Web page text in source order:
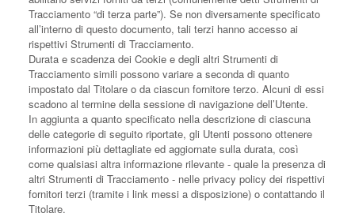
Tracciamento “di terza parte”). Se non diversamente specificato
all’interno di questo documento, tali terzi hanno accesso ai
rispettivi Strumenti di Tracciamento.
Durata e scadenza dei Cookie e degli altri Strumenti di
Tracciamento simili possono variare a seconda di quanto
impostato dal Titolare o da ciascun fornitore terzo. Alcuni di essi
scadono al termine della sessione di navigazione dell’Utente.
In aggiunta a quanto specificato nella descrizione di ciascuna
delle categorie di seguito riportate, gli Utenti possono ottenere
informazioni più dettagliate ed aggiornate sulla durata, così
come qualsiasi altra informazione rilevante - quale la presenza di
altri Strumenti di Tracciamento - nelle privacy policy dei rispettivi
fornitori terzi (tramite i link messi a disposizione) o contattando il
Titolare.